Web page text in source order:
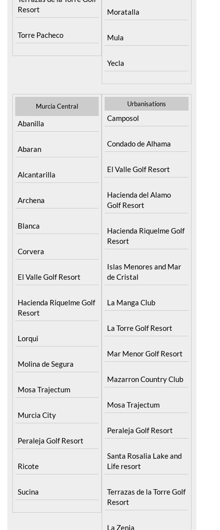
Torre Pacheco Mula
Yecla
Abanilla
Abaran
Alcantarilla
Archena
Blanca
Corvera
El Valle Golf Resort
Hacienda Riquelme Golf
Lorqui
Molina de Segura
Mosa Trajectum
Murcia City
Peraleja Golf Resort
Ricote
Sucina
Urbanisations
Camposol
Condado de Alhama
El Valle Golf Resort
Hacienda del Alamo
Hacienda Riquelme Golf
Islas Menores and Mar
La Manga Club
La Torre Golf Resort
Mar Menor Golf Resort
Mazarron Country Club
Mosa Trajectum
Peraleja Golf Resort
Santa Rosalia Lake and
Terrazas de la Torre Golf
La Zenia